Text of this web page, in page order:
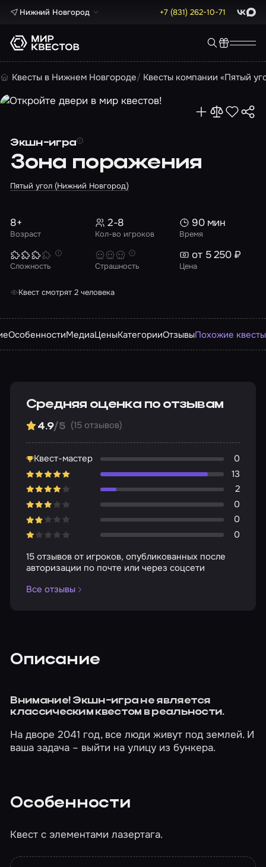
Нижний Новгород +7 (831) 262-10-71 Max
Квесты в Нижнем Новгороде Квесты компании «Пятый
Экшн-игра
Зона поражения
Пятый угол (Нижний Новгород)
Возраст
8+
Кол-во игроков
2-8
Время
90 мин
Сложность Страшность Цена
от 5 250 ₽
Квест смотрят 2 человека
ОсобенностиМедиаЦеныКатегорииОтзывыПохожие квесты
Средняя оценка по отзывам
4.9/5 (15 отзывов)
Квест-мастер
0
13
2
0
0
0
15 отзывов от игроков, опубликованных после
авторизации по почте или через соцсети
Все отзывы
Описание
Внимание! Экшн-игра не является
классическим квестом в реальности.
На дворе 2041 год, все люди живут под землей. И
ваша задача – выйти на улицу из бункера.
Особенности
Квест с элементами лазертага.